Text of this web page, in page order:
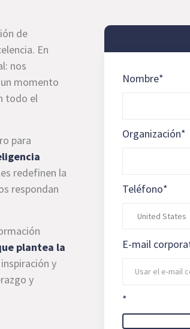
de
En
nos
momento
todo el
para
redefinen la
respondan
plantea la
y
y
Nombre*
Organización*
Teléfono*
E-mail
*